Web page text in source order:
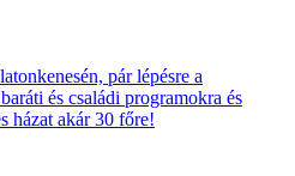
pár lépésre a
és családi programokra és
házat akár 30 főre!